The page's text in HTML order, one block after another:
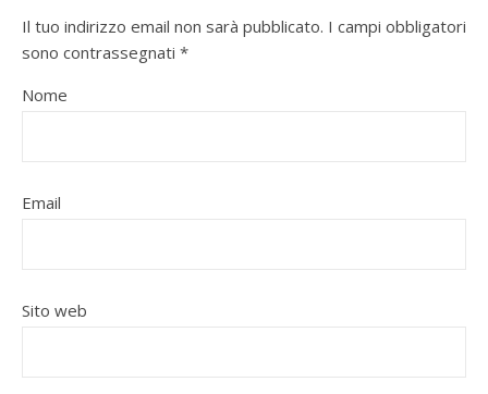
Il tuo indirizzo email non sarà pubblicato. I campi obbligatori
sono contrassegnati *
Nome
Email
Sito web